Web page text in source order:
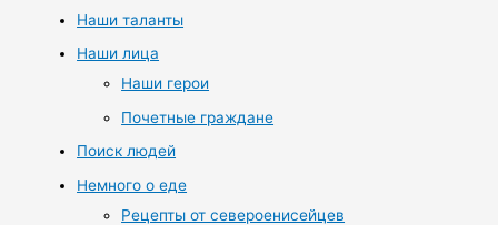
Наши таланты
Наши лица
Наши герои
Почетные граждане
Поиск людей
Немного о еде
Рецепты от североенисейцев